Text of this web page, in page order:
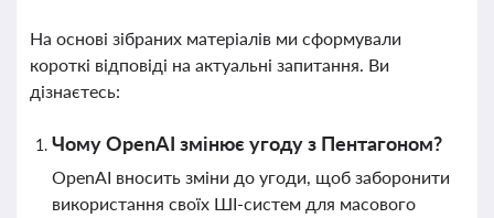
На основі зібраних матеріалів ми сформували
короткі відповіді на актуальні запитання. Ви
дізнаєтесь:
Чому OpenAI змінює угоду з Пентагоном?
OpenAI вносить зміни до угоди, щоб заборонити
використання своїх ШІ-систем для масового